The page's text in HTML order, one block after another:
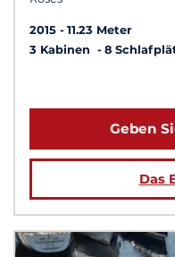
2015
11.23 Meter
3 Kabinen
8
Geben
Das